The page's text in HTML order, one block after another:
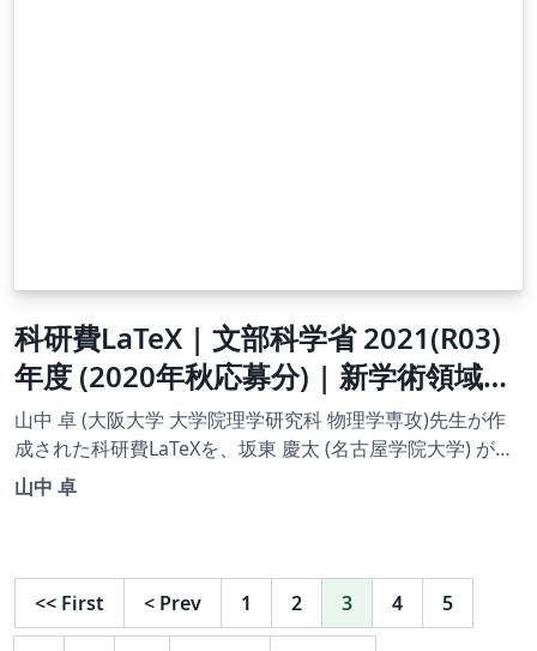
科研費LaTeX | 文部科学省 2021(R03)
年度 (2020年秋応募分) | 新学術領域研
究（終了研究領域) | 2020.09.02
山中 卓 (大阪大学 大学院理学研究科 物理学専攻)先生が作
成された科研費LaTeXを、坂東 慶太 (名古屋学院大学) が了
承を得てテンプレート登録しています。 詳細はこちら↓を
山中 卓
<< First < Prev 1 2 3 4 5